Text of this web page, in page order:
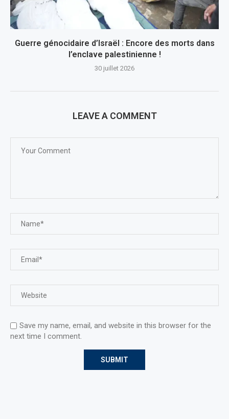
Guerre génocidaire d’Israël : Encore des morts dans
l’enclave palestinienne !
30 juillet 2026
LEAVE A COMMENT
Save my name, email, and website in this browser for the
next time I comment.